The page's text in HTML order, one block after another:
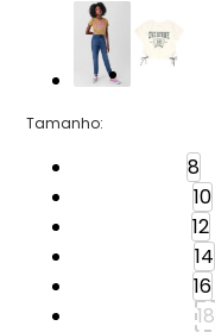
Tamanho:
8
10
12
14
16
18